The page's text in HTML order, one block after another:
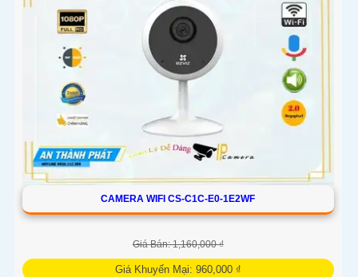
CAMERA WIFI CS-C1C-E0-1E2WF
Giá Bán: 1,160,000 ₫
Giá Khuyến Mại: 960,000 ₫